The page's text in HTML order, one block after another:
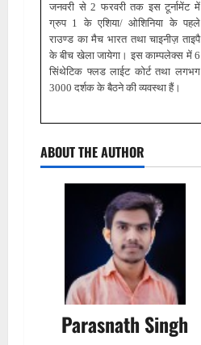
जनवरी से 2 फरवरी तक इस टूर्नामेंट में
ग्रुप 1 के एशिया/ ओशिनिया के पहले
राउण्ड का मैच भारत तथा चाइनीज़ ताइपै
के बीच खेला जायेगा। इस काम्पलेक्स में 6
सिंथेटिक फ्लड लाईट कोर्ट तथा लगभग
3000 दर्शक के बैठने की व्यवस्था हैं।
ABOUT THE AUTHOR
Parasnath Singh